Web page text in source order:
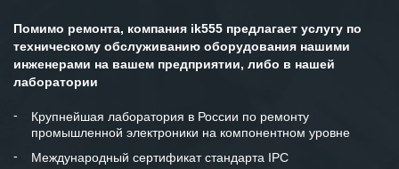
готовность помочь в самых сложных
Мы высоко ценим сложившиеся
и доверительные партнерские
отношения и искренне желаем
«Инженерной компании «555» долгих
Помимо ремонта, компания ik555 предлагает услугу по
техническому обслуживанию оборудования нашими
инженерами на вашем предприятии, либо в нашей
лаборатории
Крупнейшая лаборатория в России по ремонту
промышленной электроники на компонентном уровне
Международный сертификат стандарта IPC